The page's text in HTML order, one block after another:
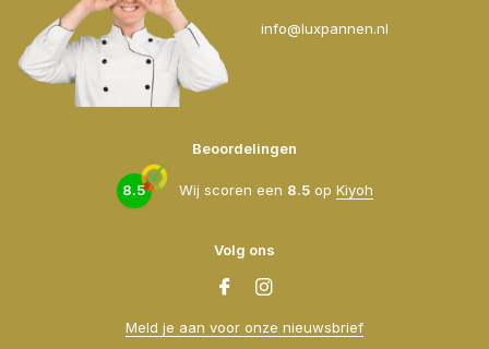
info@luxpannen.nl
Beoordelingen
8.5 Wij scoren een 8.5op Kiyoh
Volg ons
Meld je aan voor onze nieuwsbrief